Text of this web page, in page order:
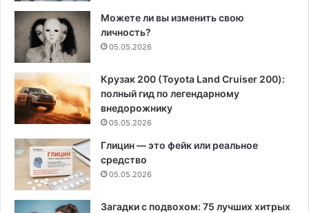
Можете ли вы изменить свою
личность?
05.05.2026
Крузак 200 (Toyota Land Cruiser 200):
полный гид по легендарному
внедорожнику
05.05.2026
Глицин — это фейк или реальное
средство
05.05.2026
Загадки с подвохом: 75 лучших хитрых